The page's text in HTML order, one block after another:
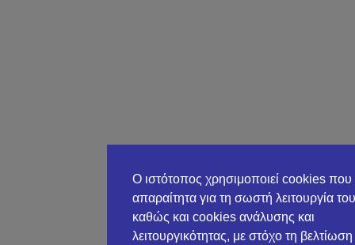
Ο ιστότοπος χρησιμοποιεί cookies που
απαραίτητα για τη σωστή λειτουργία
καθώς και cookies ανάλυσης και
λειτουργικότητας, με στόχο τη βελτίωση